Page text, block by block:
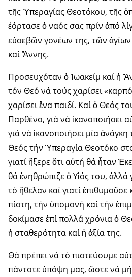
τῆς Ὑπερα­γί­ας Θεοτόκου, τῆς
ἑόρτασε ὁ ναός σας πρίν ἀπό
εὐσεβῶν γονέων της, τῶν
καί Ἄννης.
Προσευχόταν ὁ Ἰωακείμ καί ἡ
τόν Θεό νά τούς χαρίσει
χαρίσει ἕνα παιδί. Καί ὁ Θεός
Παρ­θένο, γιά νά ἱκανοποιήσει
γιά νά ἱκανο­ποι­ήσει μία
Θεός τήν Ὑπεραγία Θεοτόκο
γιατί ἤξερε ὅτι αὐτή θά ἦταν
θά ἐνηθρώπιζε ὁ Υἱός του, ἀλλά
τό ἤθελαν καί γιατί ἐπιθυμοῦσε
πίστη, τήν ὑπο­μονή καί τήν
δοκίμασε ἐπί πολλά χρόνια ὁ
ἡ σταθερότητα καί ἡ ἀξία της.
Θά πρέπει νά τό πιστεύουμε
πάντοτε ὑπόψη μας, ὥστε νά